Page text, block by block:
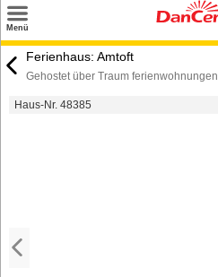
Menü
Suchen
Ferienhaus: Amtoft
Gehostet über Traum ferienwohnungen
Haus-Nr. 48385